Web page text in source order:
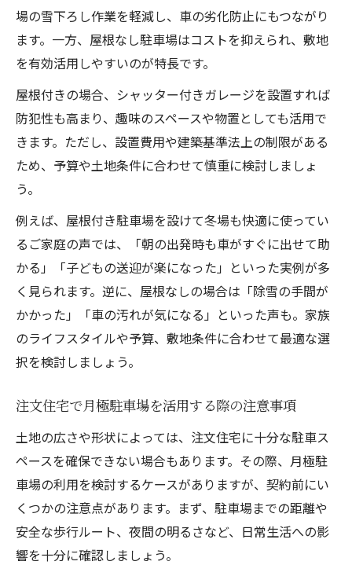
場の雪下ろし作業を軽減し、車の劣化防止にもつながり
ます。一方、屋根なし駐車場はコストを抑えられ、敷地
を有効活用しやすいのが特長です。
屋根付きの場合、シャッター付きガレージを設置すれば
防犯性も高まり、趣味のスペースや物置としても活用で
きます。ただし、設置費用や建築基準法上の制限がある
ため、予算や土地条件に合わせて慎重に検討しましょ
う。
例えば、屋根付き駐車場を設けて冬場も快適に使ってい
るご家庭の声では、「朝の出発時も車がすぐに出せて助
かる」「子どもの送迎が楽になった」といった実例が多
く見られます。逆に、屋根なしの場合は「除雪の手間が
かかった」「車の汚れが気になる」といった声も。家族
のライフスタイルや予算、敷地条件に合わせて最適な選
択を検討しましょう。
注文住宅で月極駐車場を活用する際の注意事項
土地の広さや形状によっては、注文住宅に十分な駐車ス
ペースを確保できない場合もあります。その際、月極駐
車場の利用を検討するケースがありますが、契約前にい
くつかの注意点があります。まず、駐車場までの距離や
安全な歩行ルート、夜間の明るさなど、日常生活への影
響を十分に確認しましょう。